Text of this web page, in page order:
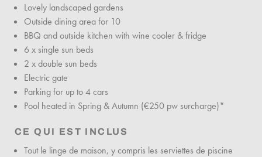
Lovely landscaped gardens
Outside dining area for 10
BBQ and outside kitchen with wine cooler & fridge
6 x single sun beds
2 x double sun beds
Electric gate
Parking for up to 4 cars
Pool heated in Spring & Autumn (€250 pw surcharge)*
CE QUI EST INCLUS
Tout le linge de maison, y compris les serviettes de piscine